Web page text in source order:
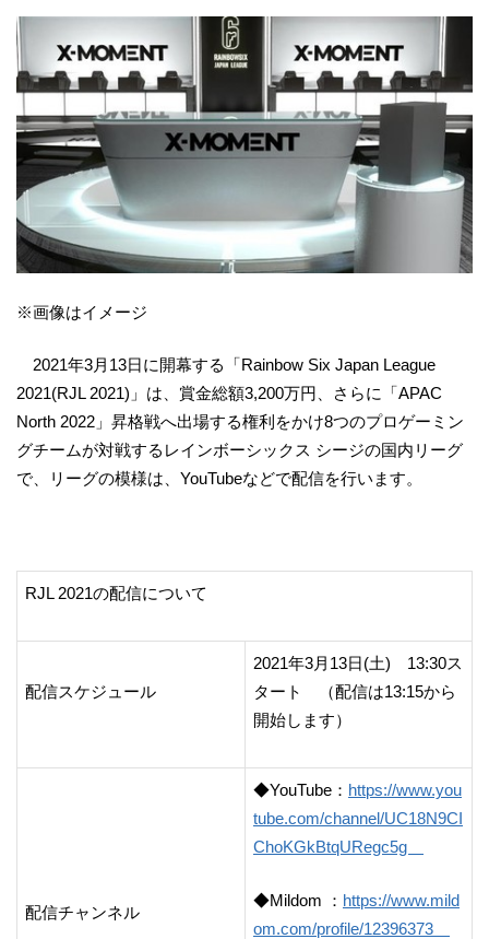
※画像はイメージ
2021年3月13日に開幕する「Rainbow Six Japan League
2021(RJL 2021)」は、賞金総額3,200万円、さらに「APAC
North 2022」昇格戦へ出場する権利をかけ8つのプロゲーミン
グチームが対戦するレインボーシックス シージの国内リーグ
で、リーグの模様は、YouTubeなどで配信を行います。
RJL 2021の配信について
配信スケジュール
2021年3月13日(土) 13:30ス
タート （配信は13:15から
開始します）
配信チャンネル
◆YouTube： https://www.you
tube.com/channel/UC18N9CI
ChoKGkBtqURegc5g
◆Mildom ： https://www.mild
om.com/profile/12396373